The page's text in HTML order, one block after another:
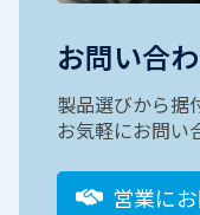
お問い合
製品選びから据
お気軽にお問い
営業に